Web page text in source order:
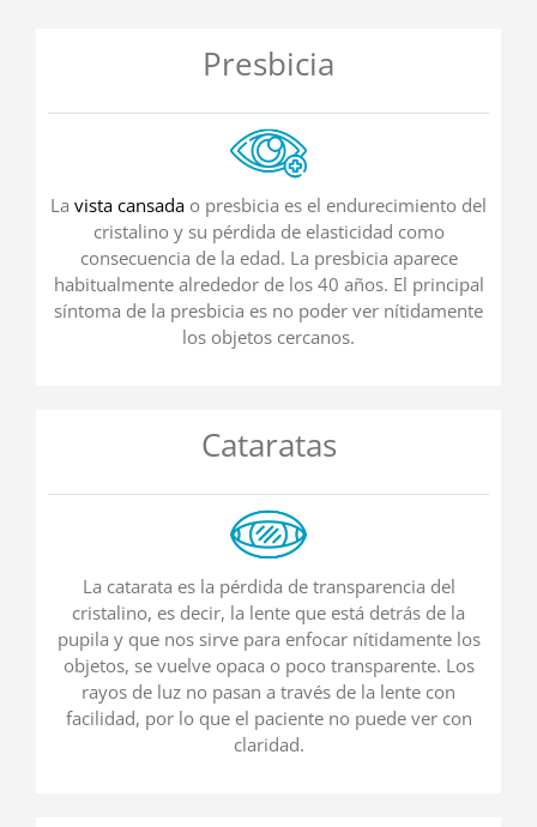
Presbicia
La vista cansada o presbicia es el endurecimiento del
cristalino y su pérdida de elasticidad como
consecuencia de la edad. La presbicia aparece
habitualmente alrededor de los 40 años. El principal
síntoma de la presbicia es no poder ver nítidamente
los objetos cercanos.
Cataratas
La catarata es la pérdida de transparencia del
cristalino, es decir, la lente que está detrás de la
pupila y que nos sirve para enfocar nítidamente los
objetos, se vuelve opaca o poco transparente. Los
rayos de luz no pasan a través de la lente con
facilidad, por lo que el paciente no puede ver con
claridad.